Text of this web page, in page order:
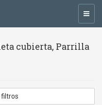
cubierta, Parrilla